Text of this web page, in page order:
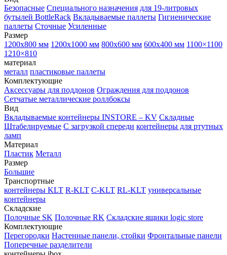
Безопасные Специального назначения для 19-литровых
бутылей BottleRack Вкладываемые паллеты Гигиенические
паллеты Сточные Усиленные
Размер
1200х800 мм 1200х1000 мм 800х600 мм 600х400 мм 1100×1100
1210×810
материал
металл пластиковые паллеты
Комплектующие
Аксессуары для поддонов Ограждения для поддонов
Сетчатые металлические роллбоксы
Вид
Вкладываемые контейнеры INSTORE – KV Складные
Штабелируемые С загрузкой спереди контейнеры для ртутных
ламп
Материал
Пластик Металл
Размер
Большие
Транспортные
контейнеры KLT R-KLT C-KLT RL-KLT универсальные
контейнеры
Складские
Полочные SK Полочные RK Складские ящики logic store
Комплектующие
Перегородки Настенные панели, стойки Фронтальные панели
Поперечные разделители